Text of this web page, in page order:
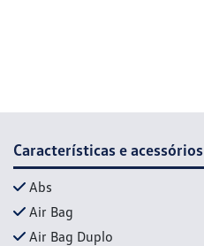
Características e acessórios
Abs
Air Bag
Air Bag Duplo